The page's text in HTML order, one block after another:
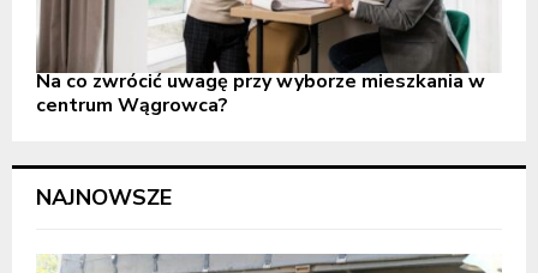
Na co zwrócić uwagę przy wyborze mieszkania w
centrum Wągrowca?
NAJNOWSZE